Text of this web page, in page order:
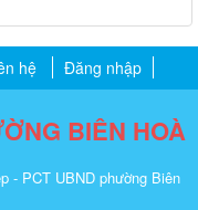
hệ Đăng nhập
BIÊN HOÀ
- PCT UBND phường Biên